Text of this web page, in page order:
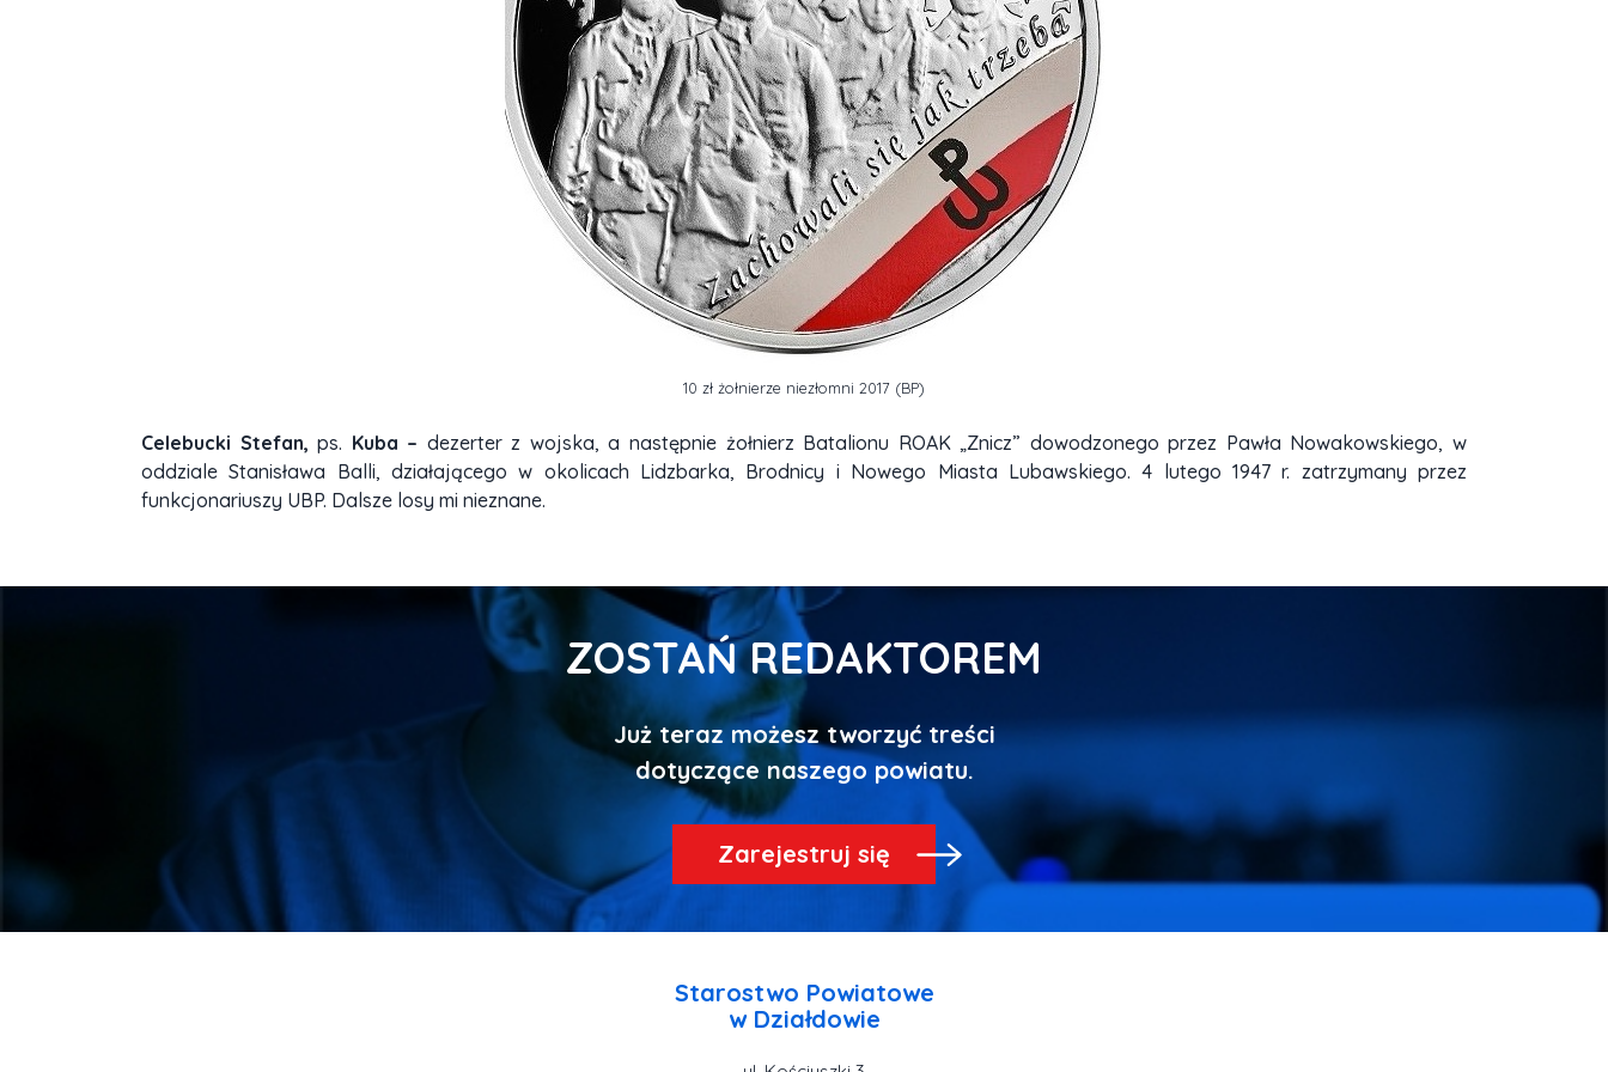
10 zł żołnierze niezłomni 2017 (BP)
Celebucki Stefan,ps. Kuba – dezerter z wojska, a następnie żołnierz Batalionu ROAK „Znicz” dowodzonego przez Pawła Nowakowskiego, w
oddziale Stanisława Balli, działającego w okolicach Lidzbarka, Brodnicy i Nowego Miasta Lubawskiego. 4 lutego 1947 r. zatrzymany przez
funkcjonariuszy UBP. Dalsze losy mi nieznane.
ZOSTAŃ REDAKTOREM
Już teraz możesz tworzyć treści
Zarejestruj się
Starostwo Powiatowe